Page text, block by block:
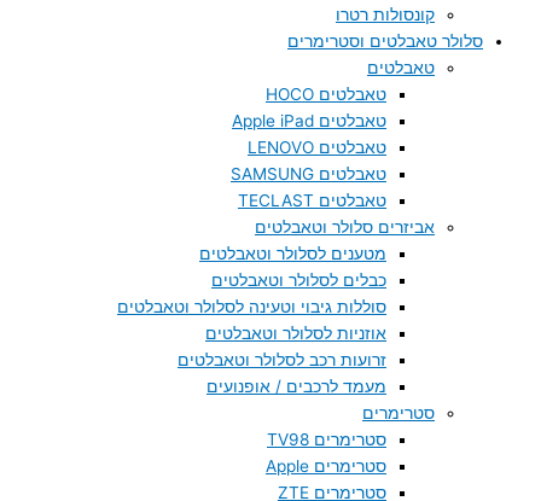
קונסולות רטרו
סלולר טאבלטים וסטרימרים
טאבלטים
טאבלטים HOCO
טאבלטים Apple iPad
טאבלטים LENOVO
טאבלטים SAMSUNG
טאבלטים TECLAST
אביזרים סלולר וטאבלטים
מטענים לסלולר וטאבלטים
כבלים לסלולר וטאבלטים
סוללות גיבוי וטעינה לסלולר וטאבלטים
אוזניות לסלולר וטאבלטים
זרועות רכב לסלולר וטאבלטים
מעמד לרכבים / אופנועים
סטרימרים
סטרימרים TV98
סטרימרים Apple
סטרימרים ZTE